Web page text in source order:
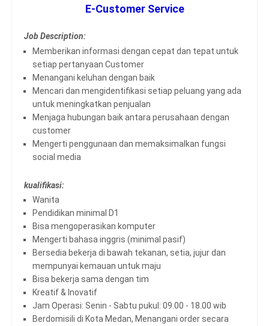
E-Customer Service
Job Description:
Memberikan informasi dengan cepat dan tepat untuk
setiap pertanyaan Customer
Menangani keluhan dengan baik
Mencari dan mengidentifikasi setiap peluang yang ada
untuk meningkatkan penjualan
Menjaga hubungan baik antara perusahaan dengan
customer
Mengerti penggunaan dan memaksimalkan fungsi
social media
kualifikasi:
Wanita
Pendidikan minimal D1
Bisa mengoperasikan komputer
Mengerti bahasa inggris (minimal pasif)
Bersedia bekerja di bawah tekanan, setia, jujur dan
mempunyai kemauan untuk maju
Bisa bekerja sama dengan tim
Kreatif & Inovatif
Jam Operasi: Senin - Sabtu pukul: 09.00 - 18.00 wib
Berdomisili di Kota Medan, Menangani order secara